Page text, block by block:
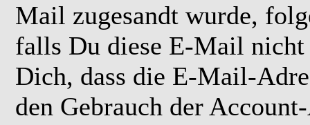
Mail zugesandt wurde,
falls Du diese E-Mail nicht
Dich, dass die E-Mail-
den Gebrauch der